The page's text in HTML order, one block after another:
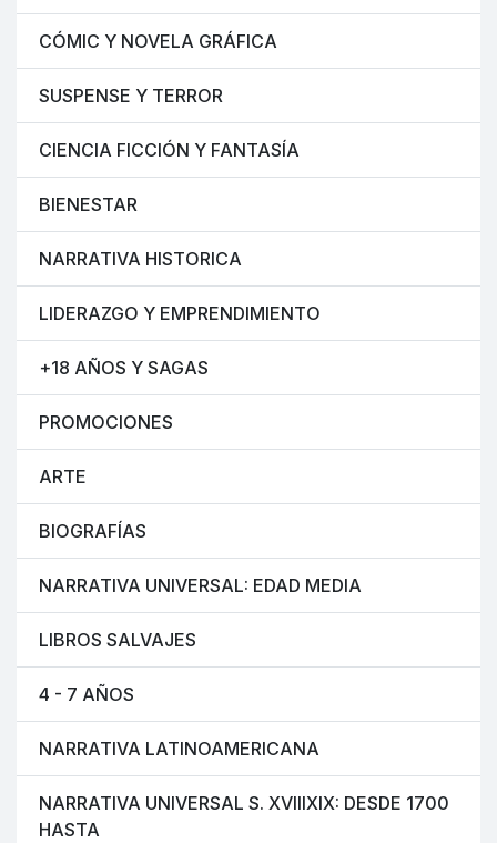
CÓMIC Y NOVELA GRÁFICA
SUSPENSE Y TERROR
CIENCIA FICCIÓN Y FANTASÍA
BIENESTAR
NARRATIVA HISTORICA
LIDERAZGO Y EMPRENDIMIENTO
+18 AÑOS Y SAGAS
PROMOCIONES
ARTE
BIOGRAFÍAS
NARRATIVA UNIVERSAL: EDAD MEDIA
LIBROS SALVAJES
4 - 7 AÑOS
NARRATIVA LATINOAMERICANA
NARRATIVA UNIVERSAL S. XVIIIXIX: DESDE 1700
HASTA